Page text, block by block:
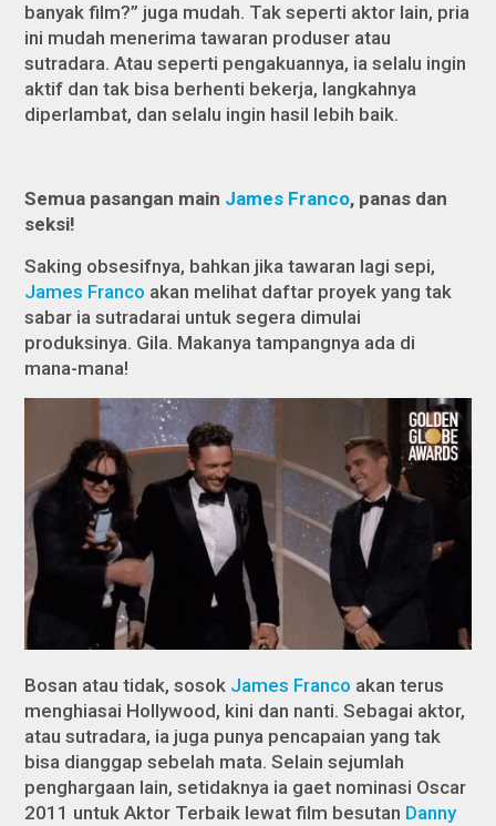
banyak film?” juga mudah. Tak seperti aktor lain, pria
ini mudah menerima tawaran produser atau
sutradara. Atau seperti pengakuannya, ia selalu ingin
aktif dan tak bisa berhenti bekerja, langkahnya
diperlambat, dan selalu ingin hasil lebih baik.
Semua pasangan main James Franco, panas dan
seksi!
Saking obsesifnya, bahkan jika tawaran lagi sepi,
James Franco akan melihat daftar proyek yang tak
sabar ia sutradarai untuk segera dimulai
produksinya. Gila. Makanya tampangnya ada di
mana-mana!
Bosan atau tidak, sosok James Franco akan terus
menghiasai Hollywood, kini dan nanti. Sebagai aktor,
atau sutradara, ia juga punya pencapaian yang tak
bisa dianggap sebelah mata. Selain sejumlah
penghargaan lain, setidaknya ia gaet nominasi Oscar
2011 untuk Aktor Terbaik lewat film besutan Danny